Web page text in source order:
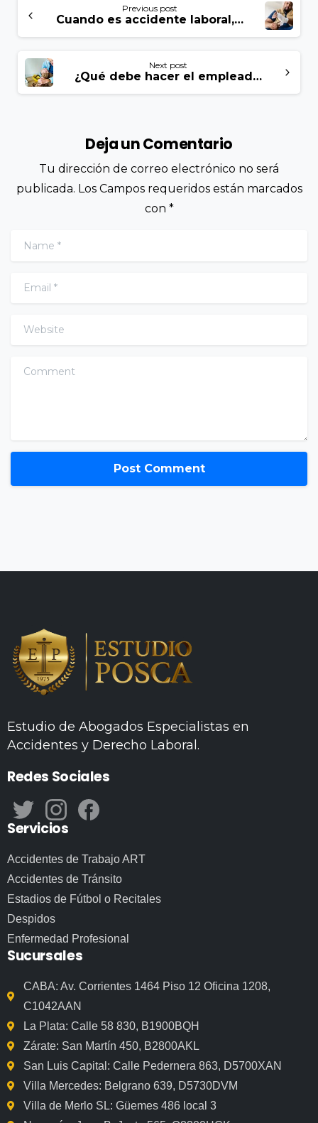
Previous post
Cuando es accidente laboral, ¿quien le paga al empleado?
Next post
¿Qué debe hacer el empleador en caso de accidente laboral?
Deja un Comentario
Tu dirección de correo electrónico no será
publicada. Los Campos requeridos están marcados
con *
Name
Email
Website
Comment
Estudio de Abogados Especialistas en
Accidentes y Derecho Laboral.
Redes Sociales
Servicios
Accidentes de Trabajo ART
Accidentes de Tránsito
Estadios de Fútbol o Recitales
Despidos
Enfermedad Profesional
Sucursales
CABA: Av. Corrientes 1464 Piso 12 Oficina 1208,
C1042AAN
La Plata: Calle 58 830, B1900BQH
Zárate: San Martín 450, B2800AKL
San Luis Capital: Calle Pedernera 863, D5700XAN
Villa Mercedes: Belgrano 639, D5730DVM
Villa de Merlo SL: Güemes 486 local 3